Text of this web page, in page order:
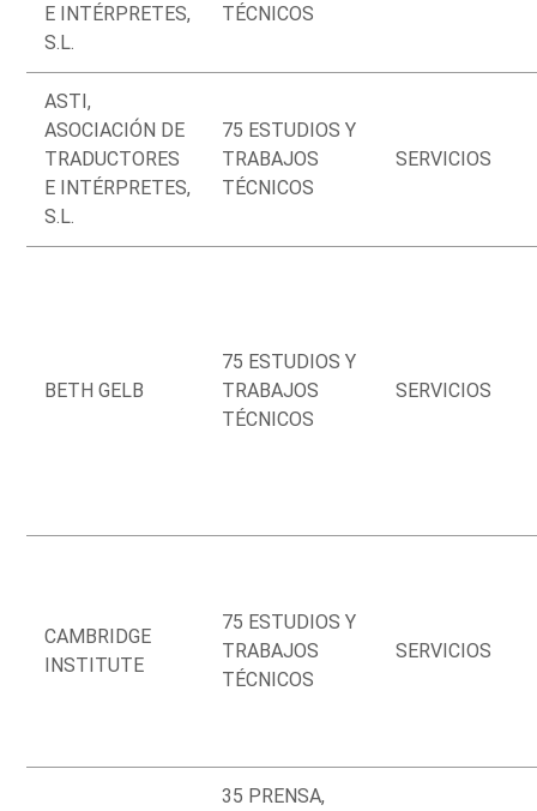
E INTÉRPRETES,
S.L.
TÉCNICOS
ASTI,
ASOCIACIÓN DE
TRADUCTORES
E INTÉRPRETES,
S.L.
75 ESTUDIOS Y
TRABAJOS
TÉCNICOS
SERVICIOS
BETH GELB
75 ESTUDIOS Y
TRABAJOS
TÉCNICOS
SERVICIOS
CAMBRIDGE
INSTITUTE
75 ESTUDIOS Y
TRABAJOS
TÉCNICOS
SERVICIOS
35 PRENSA,